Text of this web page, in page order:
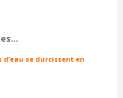
se durcissent en